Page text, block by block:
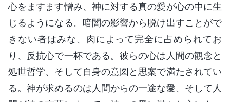
心をますます憎み、神に対する真の愛が心の中に生
じるようになる。暗闇の影響から脱け出すことがで
きない者はみな、肉によって完全に占められてお
り、反抗心で一杯である。彼らの心は人間の観念と
処世哲学、そして自身の意図と思案で満たされてい
る。神が求めるのは人間からの一途な愛、そして人